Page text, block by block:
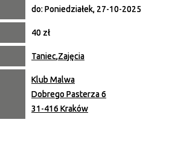
Promowane
do: Poniedziałek, 27-10-2025
40 zł
Taniec,Zajęcia
Klub Malwa
Dobrego Pasterza 6
31-416 Kraków